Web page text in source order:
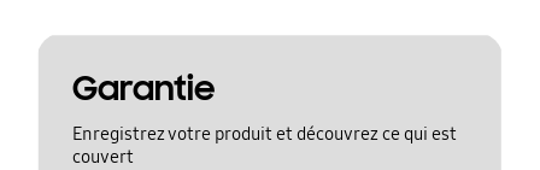
Garantie
Enregistrez votre produit et découvrez ce qui est
couvert